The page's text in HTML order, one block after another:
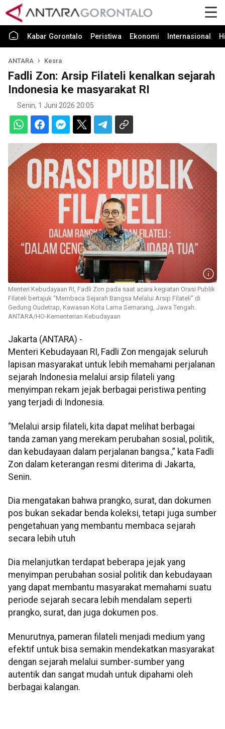
Kabar Gorontalo Peristiwa Ekonomi Internasional
ANTARA Kesra
Fadli Zon: Arsip Filateli kenalkan sejarah
Indonesia ke masyarakat RI
Senin, 1 Juni 2026 20:05
Menteri Kebudayaan RI, Fadli Zon pada saat acara kegiatan Orasi Publik
Filateli bertajuk “Membaca Sejarah Bangsa Melalui Arsip Filateli” di
Gedung Oudetrap, Kawasan Kota Lama Semarang, Jawa Tengah.
ANTARA/HO-Kementerian Kebudayaan
Jakarta (ANTARA) -
Menteri Kebudayaan RI, Fadli Zon mengajak seluruh
lapisan masyarakat untuk lebih memahami perjalanan
sejarah Indonesia melalui arsip filateli yang
menyimpan rekam jejak berbagai peristiwa penting
yang terjadi di Indonesia.
“Melalui arsip filateli, kita dapat melihat berbagai
tanda zaman yang merekam perubahan sosial, politik,
dan kebudayaan dalam perjalanan bangsa.,” kata Fadli
Zon dalam keterangan resmi diterima di Jakarta,
Senin.
Dia mengatakan bahwa prangko, surat, dan dokumen
pos bukan sekadar benda koleksi, tetapi juga sumber
pengetahuan yang membantu membaca sejarah
secara lebih utuh
Dia melanjutkan terdapat beberapa jejak yang
menyimpan perubahan sosial politik dan kebudayaan
yang dapat membantu masyarakat memahami suatu
periode sejarah secara lebih mendalam seperti
prangko, surat, dan juga dokumen pos.
Menurutnya, pameran filateli menjadi medium yang
efektif untuk bisa semakin mendekatkan masyarakat
dengan sejarah melalui sumber-sumber yang
autentik dan sangat mudah untuk dipahami oleh
berbagai kalangan.